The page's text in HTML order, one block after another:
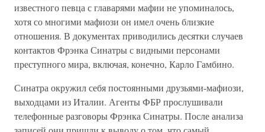
известного певца с главарями мафии не упоминалось,
хотя со многими мафиози он имел очень близкие
отношения. В документах приводились десятки случаев
контактов Фрэнка Синатры с видными персонами
преступного мира, включая, конечно, Карло Гамбино.
Синатра окружил себя постоянными друзьями-мафиози,
выходцами из Италии. Агенты ФБР прослушивали
телефонные разговоры Фрэнка Синатры. После анализа